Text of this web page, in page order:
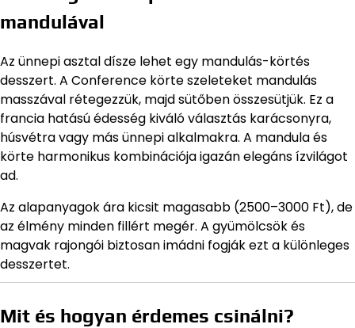
mandulával
Az ünnepi asztal dísze lehet egy mandulás-körtés
desszert. A Conference körte szeleteket mandulás
masszával rétegezzük, majd sütőben összesütjük. Ez a
francia hatású édesség kiváló választás karácsonyra,
húsvétra vagy más ünnepi alkalmakra. A mandula és
körte harmonikus kombinációja igazán elegáns ízvilágot
ad.
Az alapanyagok ára kicsit magasabb (2500–3000 Ft), de
az élmény minden fillért megér. A gyümölcsök és
magvak rajongói biztosan imádni fogják ezt a különleges
desszertet.
Mit és hogyan érdemes csinálni?